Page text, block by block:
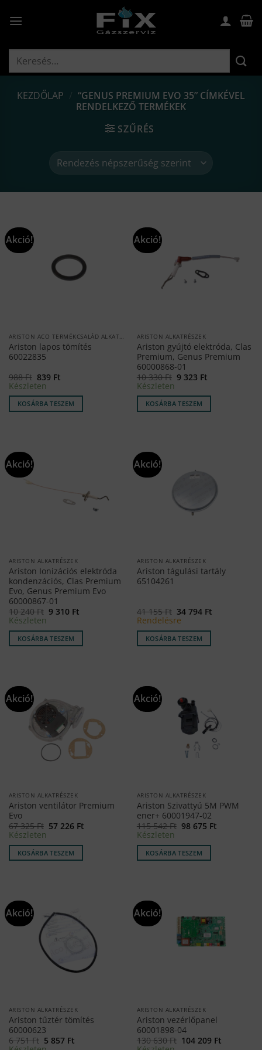
Keresés
KEZDŐLAP / “GENUS PREMIUM EVO 35” CÍMKÉVEL
RENDELKEZŐ TERMÉKEK
SZŰRÉS
Akció!
ARISTON ACO TERMÉKCSALÁD ALKATRÉSZEK
Ariston lapos tömítés
60022835
988Ft Original
price
was:
988 Ft.
839 FtCurrent
839 Ft.
Készleten
KOSÁRBA TESZEM
Akció!
ARISTON ALKATRÉSZEK
Ariston gyújtó elektróda, Clas
Premium, Genus Premium
60000868-01
10 330Ft Original
10
330 Ft.
9 323 FtCurrent
9
Készleten
KOSÁRBA TESZEM
Akció!
ARISTON ALKATRÉSZEK
Ariston Ionizációs elektróda
kondenzációs, Clas Premium
Evo, Genus Premium Evo
60000867-01
10 240Ft Original
10
240 Ft.
9 310 FtCurrent
9
Készleten
KOSÁRBA TESZEM
Akció!
ARISTON ALKATRÉSZEK
Ariston tágulási tartály
65104261
41 155Ft Original
price
was:
41
155 Ft.
34 794 FtCurrent
Rendelésre
KOSÁRBA TESZEM
Akció!
ARISTON ALKATRÉSZEK
Ariston ventilátor Premium
Evo
67 325Ft Original
67
325 Ft.
57 226 FtCurrent
Készleten
KOSÁRBA TESZEM
Akció!
ARISTON ALKATRÉSZEK
Ariston Szivattyú 5M PWM
ener+ 60001947-02
115 542Ft Original
115
542 Ft.
98 675 FtCurrent
Készleten
KOSÁRBA TESZEM
Akció!
ARISTON ALKATRÉSZEK
Ariston tűztér tömítés
60000623
6 751Ft Original
price
5 857 FtCurrent
Akció!
ARISTON ALKATRÉSZEK
Ariston vezérlőpanel
60001898-04
130 630Ft Original
104 209 FtCurrent